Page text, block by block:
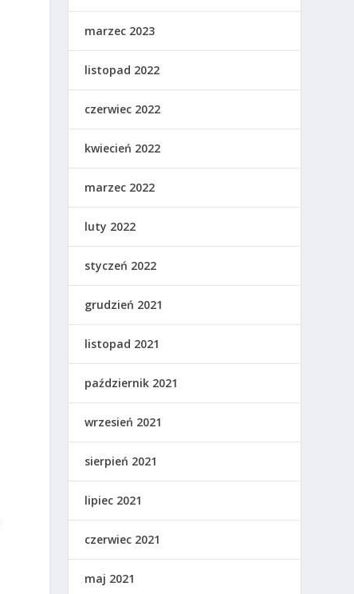
marzec 2023
listopad 2022
czerwiec 2022
kwiecień 2022
marzec 2022
luty 2022
styczeń 2022
grudzień 2021
listopad 2021
październik 2021
wrzesień 2021
sierpień 2021
lipiec 2021
czerwiec 2021
maj 2021